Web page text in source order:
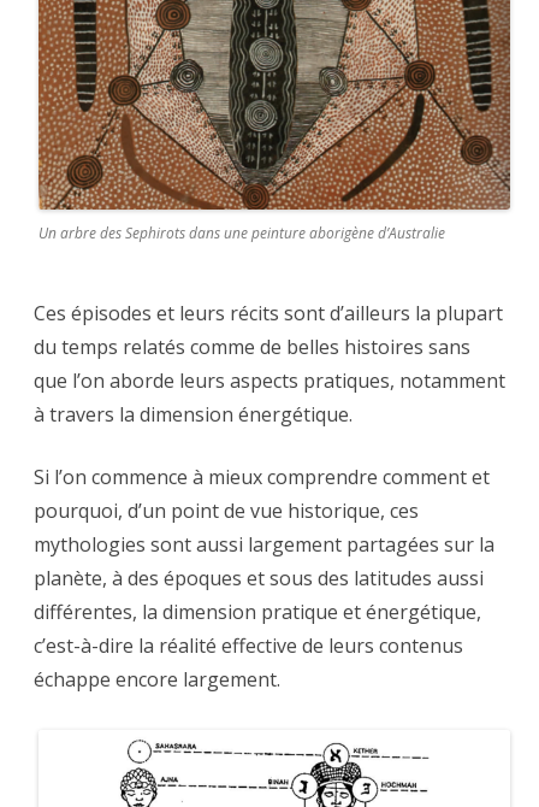
Un arbre des Sephirots dans une peinture aborigène d’Australie
Ces épisodes et leurs récits sont d’ailleurs la plupart
du temps relatés comme de belles histoires sans
que l’on aborde leurs aspects pratiques, notamment
à travers la dimension énergétique.
Si l’on commence à mieux comprendre comment et
pourquoi, d’un point de vue historique, ces
mythologies sont aussi largement partagées sur la
planète, à des époques et sous des latitudes aussi
différentes, la dimension pratique et énergétique,
c’est-à-dire la réalité effective de leurs contenus
échappe encore largement.